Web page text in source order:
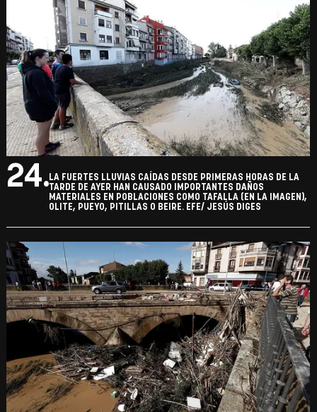
24.LA FUERTES LLUVIAS CAÍDAS DESDE PRIMERAS HORAS DE LA
TARDE DE AYER HAN CAUSADO IMPORTANTES DAÑOS
MATERIALES EN POBLACIONES COMO TAFALLA (EN LA IMAGEN),
OLITE, PUEYO, PITILLAS O BEIRE. EFE/ JESÚS DIGES